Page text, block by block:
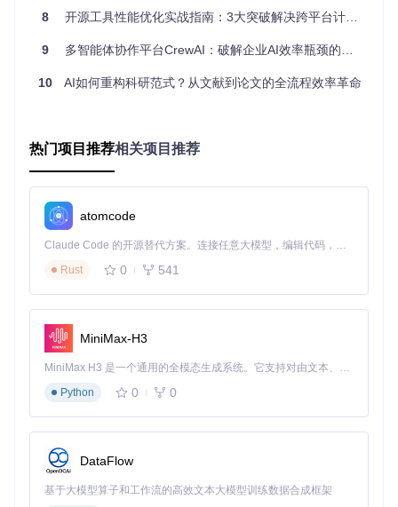
：通过ui/目录下的模块如main_window.py、cha
pters_tab.py等实现图形化交互
核心生成引擎：由novel_generator/目录中的architecture.p
剧情连贯性等核心逻辑
核心功能模块解析
🔧novel_generator/architecture.py
生成，定义故事的宏观结构和发展脉络 🔧novel_generator/
blueprint.py
向 🔧novel_generator/chapter.py
现具体章节内容的AI创作 🔧llm_adapters.py
：提供多种AI模
pters.py：处理文本向量化，支持上下文理解和知识检索
配置优化：打造个性化AI创作体验
配置文件创建与核心参数设置
项目提供了示例配置文件config.example.json，我们需要基于
它创建实际的配置文件：
cp
使用文本编辑器打开config.json文件，填写必要的配置信息。
以下是关键参数的配置建议：
8 开源工具性能优化实战指南：3大突破解决跨平台计算性能瓶颈
9 多智能体协作平台CrewAI：破解企业AI效率瓶颈的创新方案
10 AI如何重构科研范式？从文献到论文的全流程效率革命
热门项目推荐相关项目推荐
atomcode
Claude Code 的开源替代方案。连接任意大模型，编辑代码，运行命令，自动验证 — 全自动执行。用 Rust 构建，极致性能。 ｜ An open-source alternative to Claude Code. Connect any LLM, edit code, run commands, and verify changes — autonomously. Built in Rust for speed. Get Started
Rust
0 541
MiniMax-H3
MiniMax H3 是一个通用的全模态生成系统。它支持对由文本、图像、视频和音频组成的多模态上下文进行统一理解，并能生成分辨率高达 2K、时长可达 15 秒的带原生立体声音频的视频。得益于面向任务泛化的系统设计，H3 在预训练阶段就已具备广泛的多模态上下文理解与生成能力，能够出色地执行复杂的多模态指令。
Python
0 0
DataFlow
基于大模型算子和工作流的高效文本大模型训练数据合成框架